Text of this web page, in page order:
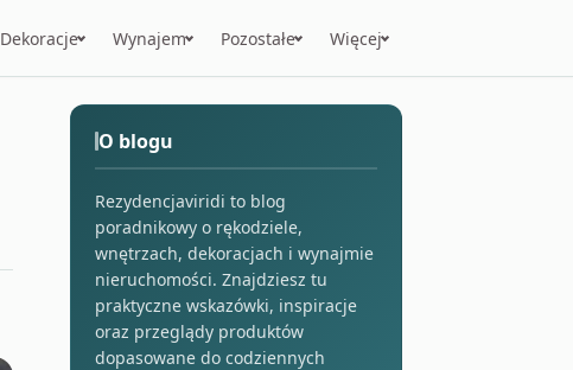
Dekoracje Wynajem Pozostałe Więcej
O blogu
Rezydencjaviridi to blog
poradnikowy o rękodziele,
wnętrzach, dekoracjach i wynajmie
nieruchomości. Znajdziesz tu
praktyczne wskazówki, inspiracje
oraz przeglądy produktów
dopasowane do codziennych